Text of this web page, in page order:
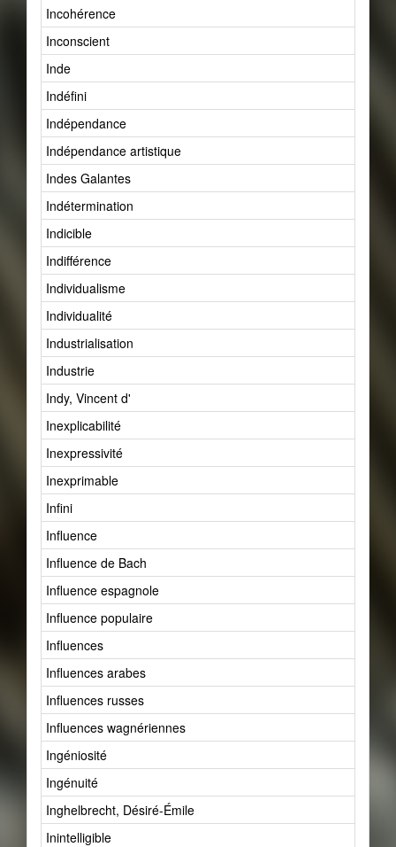
Incohérence
Inconscient
Inde
Indéfini
Indépendance
Indépendance artistique
Indes Galantes
Indétermination
Indicible
Indifférence
Individualisme
Individualité
Industrialisation
Industrie
Indy, Vincent d'
Inexplicabilité
Inexpressivité
Inexprimable
Infini
Influence
Influence de Bach
Influence espagnole
Influence populaire
Influences
Influences arabes
Influences russes
Influences wagnériennes
Ingéniosité
Ingénuité
Inghelbrecht, Désiré-Émile
Inintelligible